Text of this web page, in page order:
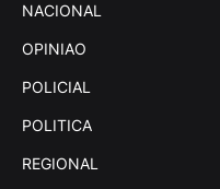
NACIONAL
OPINIAO
POLICIAL
POLITICA
REGIONAL